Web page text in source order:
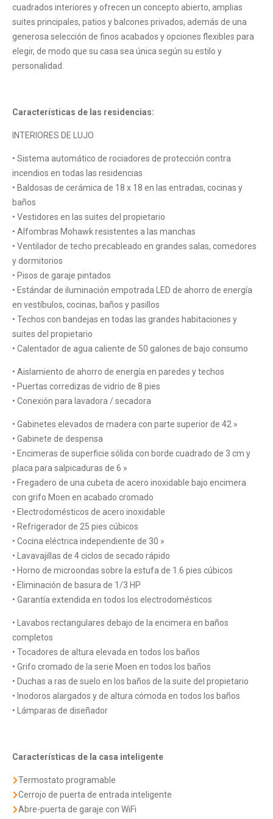
cuadrados interiores y ofrecen un concepto abierto, amplias
suites principales, patios y balcones privados, además de una
generosa selección de finos acabados y opciones flexibles para
elegir, de modo que su casa sea única según su estilo y
personalidad.
Características de las residencias:
INTERIORES DE LUJO
• Sistema automático de rociadores de protección contra
incendios en todas las residencias
• Baldosas de cerámica de 18 x 18 en las entradas, cocinas y
baños
• Vestidores en las suites del propietario
• Alfombras Mohawk resistentes a las manchas
• Ventilador de techo precableado en grandes salas, comedores
y dormitorios
• Pisos de garaje pintados
• Estándar de iluminación empotrada LED de ahorro de energía
en vestíbulos, cocinas, baños y pasillos
• Techos con bandejas en todas las grandes habitaciones y
suites del propietario
• Calentador de agua caliente de 50 galones de bajo consumo
• Aislamiento de ahorro de energía en paredes y techos
• Puertas corredizas de vidrio de 8 pies
• Conexión para lavadora / secadora
• Gabinetes elevados de madera con parte superior de 42 »
• Gabinete de despensa
• Encimeras de superficie sólida con borde cuadrado de 3 cm y
placa para salpicaduras de 6 »
• Fregadero de una cubeta de acero inoxidable bajo encimera
con grifo Moen en acabado cromado
• Electrodomésticos de acero inoxidable
• Refrigerador de 25 pies cúbicos
• Cocina eléctrica independiente de 30 »
• Lavavajillas de 4 ciclos de secado rápido
• Horno de microondas sobre la estufa de 1.6 pies cúbicos
• Eliminación de basura de 1/3 HP
• Garantía extendida en todos los electrodomésticos
• Lavabos rectangulares debajo de la encimera en baños
completos
• Tocadores de altura elevada en todos los baños
• Grifo cromado de la serie Moen en todos los baños
• Duchas a ras de suelo en los baños de la suite del propietario
• Inodoros alargados y de altura cómoda en todos los baños
• Lámparas de diseñador
Características de la casa inteligente
Termostato programable
Cerrojo de puerta de entrada inteligente
Abre-puerta de garaje con WiFi